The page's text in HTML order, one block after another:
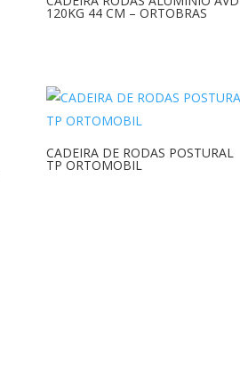
120KG 44 CM – ORTOBRAS
CADEIRA DE RODAS POSTURAL
TP ORTOMOBIL